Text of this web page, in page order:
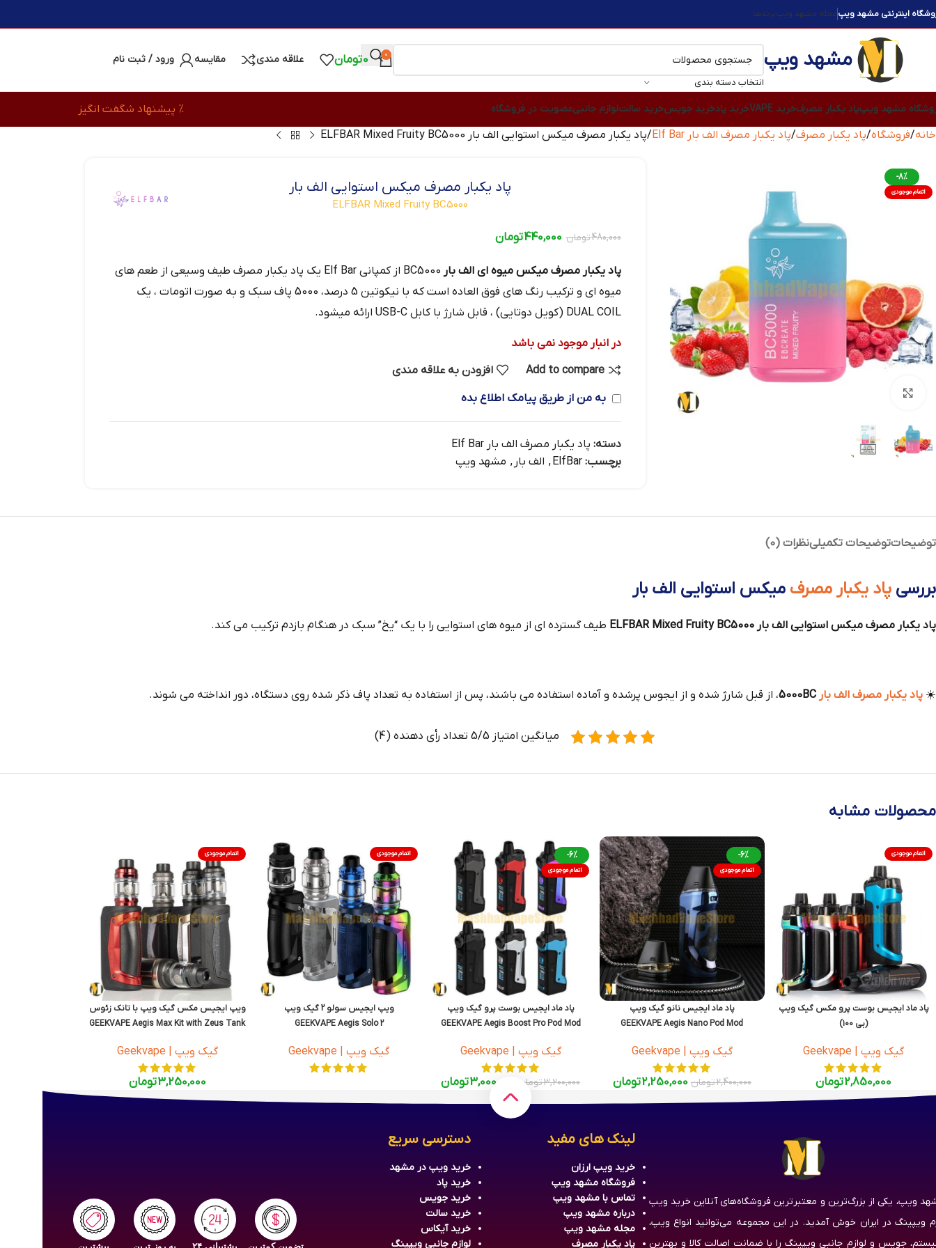
اینترنتی مشهد ویپمجله مشهد ویپبرندها
مشهد ویپ
انتخاب دسته بندی
0
0تومان علاقه مندی مقایسه ورود / ثبت نام
مشهد ویپپاد یکبار مصرفخرید VAPE خرید پادخرید جویسخرید سالتلوازم جانبیعضویت در فروشگاه
% پیشنهاد شگفت انگیز
خانه فروشگاه پاد یکبار مصرف پاد یکبار مصرف الف بار Elf Bar پاد یکبار مصرف میکس استوایی الف بار ELFBAR Mixed Fruity BC5000
-8%
اتمام موجودی پاد یکبار مصرف میکس استوایی الف بار
ELFBAR Mixed Fruity BC5000
480,000تومان 440,000تومان
پاد یکبار مصرف میکس میوه ای الف بار
BC5000 از کمپانی Elf Bar یک پاد یکبار مصرف طیف وسیعی از طعم های
میوه ای و ترکیب رنگ های فوق العاده است که با نیکوتین 5 درصد، 5000 پاف سبک و به صورت اتومات ، یک
DUAL COIL (کویل دوتایی) ، قابل شارژ با کابل USB-C ارائه میشود.
در انبار موجود نمی باشد
Add to compare
افزودن به علاقه مندی
به من از طریق پیامک اطلاع بده
دسته: پاد یکبار مصرف الف بار Elf Bar
برچسب: ElfBar
, الف بار , مشهد ویپ
توضیحاتتوضیحات تکمیلینظرات (0)
بررسی پاد یکبار مصرف میکس استوایی الف بار
پاد یکبار مصرف میکس استوایی الف بار ELFBAR Mixed Fruity BC5000 طیف گسترده ای از میوه های استوایی را با یک “یخ” سبک در هنگام بازدم ترکیب می کند.
☀️ پاد یکبار مصرف الف بار ، از قبل شارژ شده و از ایجوس پرشده و آماده استفاده می باشند، پس از استفاده به تعداد پاف ذکر شده روی دستگاه، دور انداخته می شوند.
میانگین امتیاز 5/5 تعداد رأی دهنده (4)
محصولات مشابه
اتمام موجودی
پاد ماد ایجیس بوست پرو مکس گیک ویپ
(بی ۱۰۰)
گیک ویپ | Geekvape
2,850,000تومان
-6%
اتمام موجودی
پاد ماد ایجیس نانو گیک ویپ
GEEKVAPE Aegis Nano Pod Mod
گیک ویپ | Geekvape
2,400,000تومان 2,250,000تومان
-6%
اتمام موجودی
پاد ماد ایجیس بوست پرو گیک ویپ
GEEKVAPE Aegis Boost Pro Pod Mod
گیک ویپ | Geekvape
3,200,000تومان 3,000,000تومان
اتمام موجودی
ویپ ایجیس سولو 2 گیک ویپ
GEEKVAPE Aegis Solo 2
گیک ویپ | Geekvape
اتمام موجودی
ویپ ایجیس مکس گیک ویپ با تانک زئوس
GEEKVAPE Aegis Max Kit with Zeus Tank
گیک ویپ | Geekvape
3,250,000تومان
ویپ، یکی از بزرگ‌ترین و معتبرترین فروشگاه‌های آنلاین خرید ویپ
ویپینگ در ایران خوش آمدید. در این مجموعه می‌توانید انواع ویپ،
جویس و لوازم جانبی ویپینگ را با ضمانت اصالت کالا و بهترین
لینک های مفید
خرید ویپ ارزان
فروشگاه مشهد ویپ
تماس با مشهد ویپ
درباره مشهد ویپ
مجله مشهد ویپ
پاد یکبار مصرف
دسترسی سریع
خریدویپدر مشهد
خریدپاد
خرید جویس
خرید سالت
خرید آیکاس
لوازم جانبی ویپینگ